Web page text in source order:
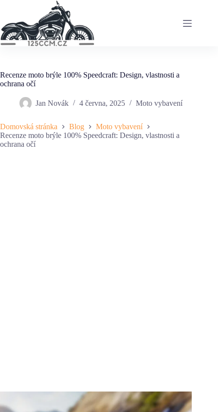
content
Recenze moto brýle 100% Speedcraft: Design, vlastnosti a
ochrana očí
Jan Novák 4 června, 2025 Moto vybavení
Domovská stránka Blog
Moto vybavení
Recenze moto brýle 100% Speedcraft: Design, vlastnosti a
ochrana očí